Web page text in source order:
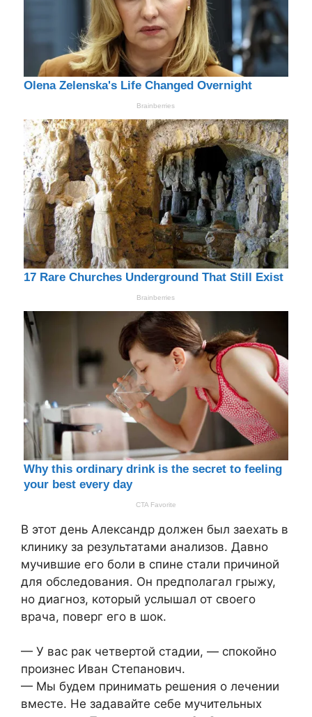
В этот день Александр должен был заехать в
клинику за результатами анализов. Давно
мучившие его боли в спине стали причиной
для обследования. Он предполагал грыжу,
но диагноз, который услышал от своего
врача, поверг его в шок.
— У вас рак четвертой стадии, — спокойно
произнес Иван Степанович.
— Мы будем принимать решения о лечении
вместе. Не задавайте себе мучительных